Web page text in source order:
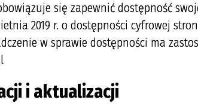
się zapewnić dostępność
2019 r. o dostępności cyfrowej
w sprawie dostępności ma
i aktualizacji